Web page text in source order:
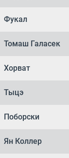
Фукал
Томаш Галаcек
Хорват
Тыцэ
Поборски
Ян Коллер